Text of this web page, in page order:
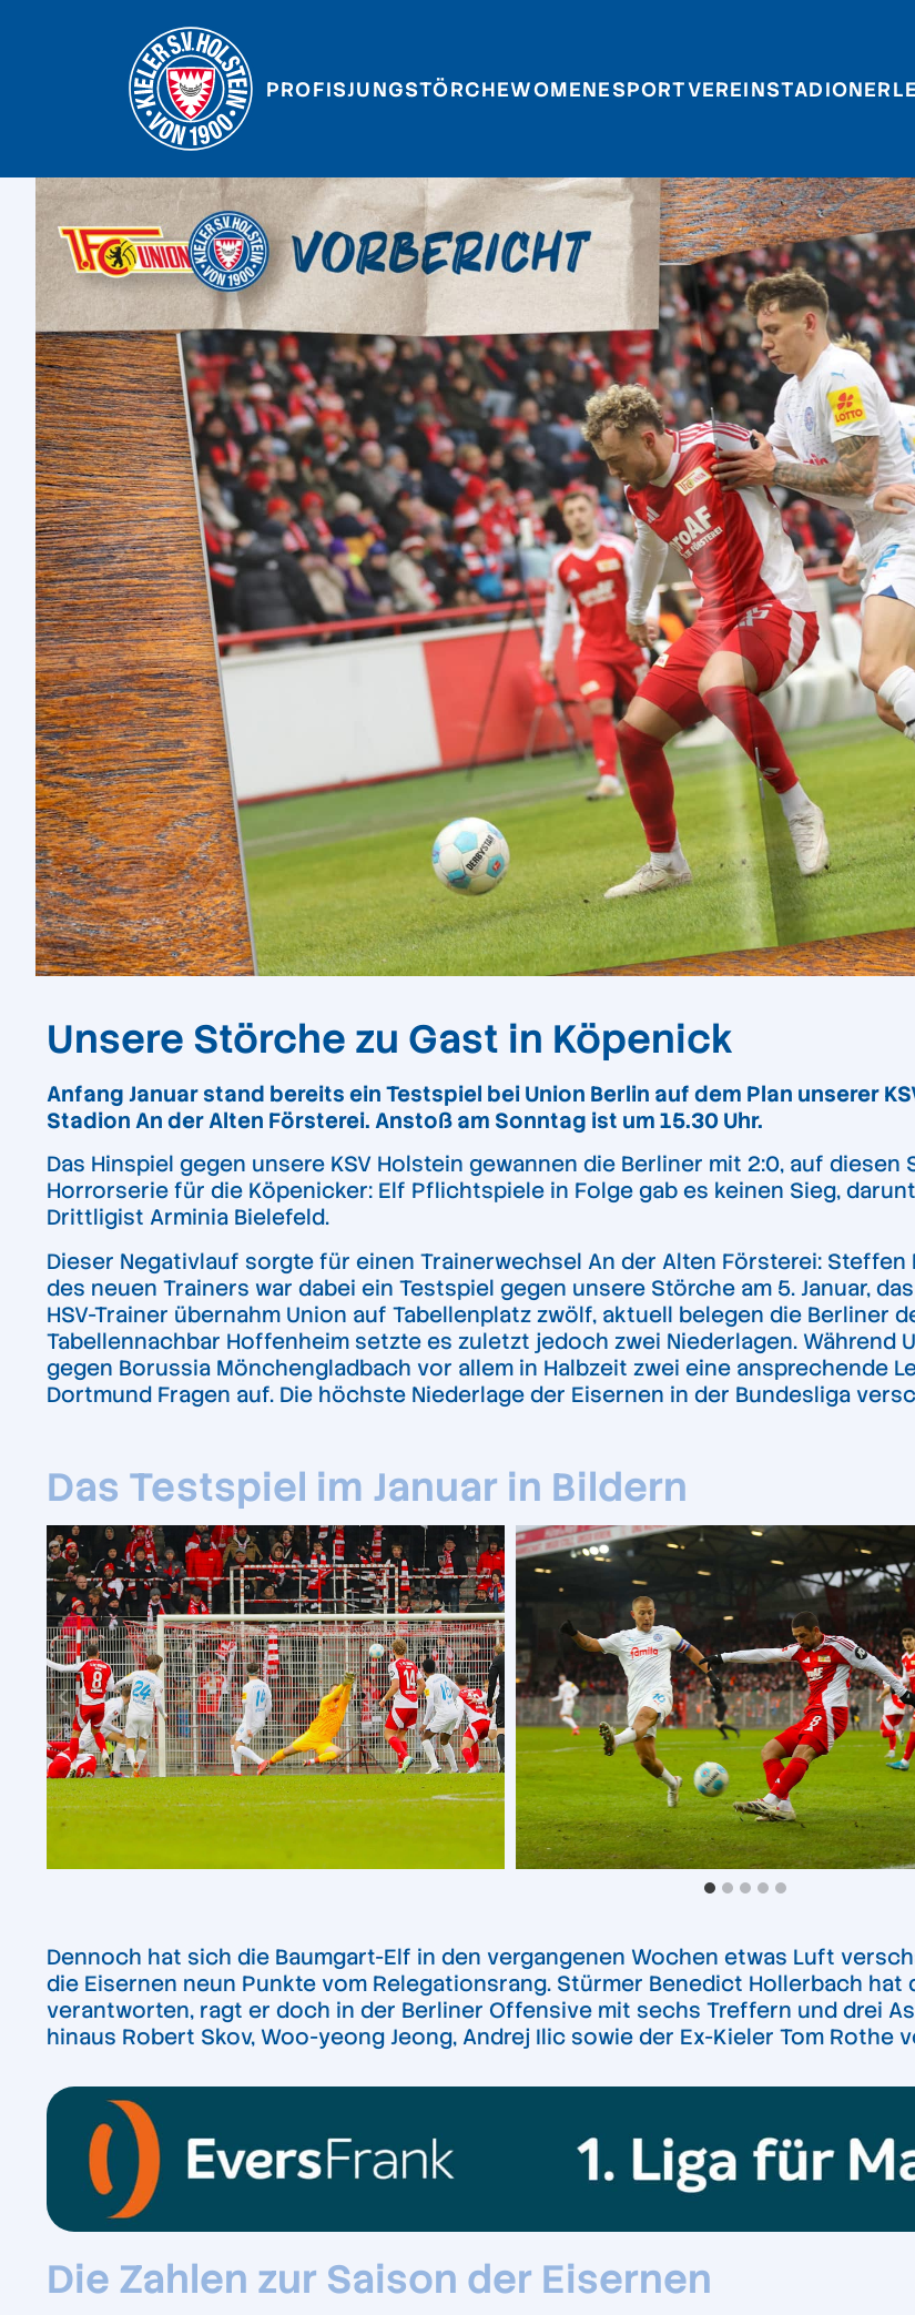
PROFISJUNGSTÖRCHEWOMENESPORTVEREIN
Unsere Störche zu Gast in Köpenick
Anfang Januar stand bereits ein Testspiel bei Union Berlin auf dem Plan unserer
Stadion An der Alten Försterei. Anstoß am Sonntag ist um 15.30 Uhr.
Das Hinspiel gegen unsere KSV Holstein gewannen die Berliner mit 2:0, auf
Horrorserie für die Köpenicker: Elf Pflichtspiele in Folge gab es keinen Sieg,
Drittligist Arminia Bielefeld.
Dieser Negativlauf sorgte für einen Trainerwechsel An der Alten Försterei:
des neuen Trainers war dabei ein Testspiel gegen unsere Störche am 5. Januar,
HSV-Trainer übernahm Union auf Tabellenplatz zwölf, aktuell belegen die Berliner
Tabellennachbar Hoffenheim setzte es zuletzt jedoch zwei Niederlagen. Während
gegen Borussia Mönchengladbach vor allem in Halbzeit zwei eine ansprechende
Dortmund Fragen auf. Die höchste Niederlage der Eisernen in der Bundesliga
Das Testspiel im Januar in Bildern
Dennoch hat sich die Baumgart-Elf in den vergangenen Wochen etwas Luft
die Eisernen neun Punkte vom Relegationsrang. Stürmer Benedict Hollerbach
verantworten, ragt er doch in der Berliner Offensive mit sechs Treffern und drei
hinaus Robert Skov, Woo-yeong Jeong, Andrej Ilic sowie der Ex-Kieler Tom Rothe
Die Zahlen zur Saison der Eisernen